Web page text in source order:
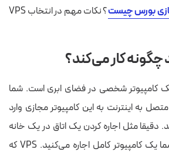
بورس چیست
؟ نکات مهم در انتخاب VPS
چگونه کار می‌کند؟
کامپیوتر شخصی در فضای ابری است. شما
به اینترنت به این کامپیوتر مجازی وارد
دقیقا مثل اجاره کردن یک اتاق در یک خانه
بزرگ، با این تفاوت که شما یک کامپیوتر کامل اجاره می‌کنید. VPS که